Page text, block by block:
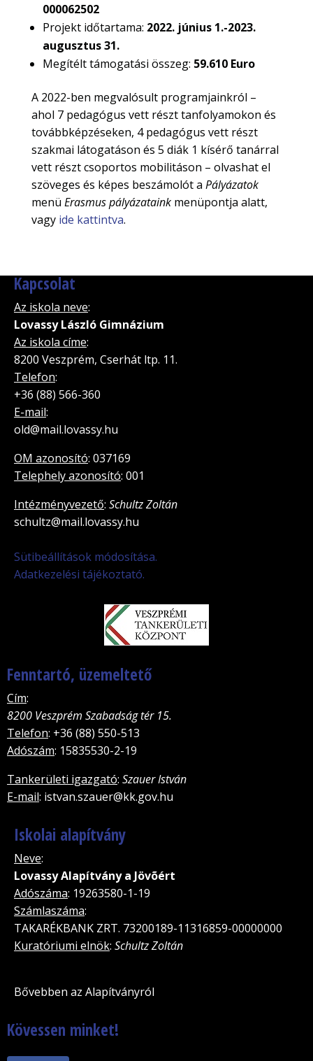
000062502
Projekt időtartama: 2022. június 1.-2023.
augusztus 31.
Megítélt támogatási összeg: 59.610 Euro
A 2022-ben megvalósult programjainkról –
ahol 7 pedagógus vett részt tanfolyamokon és
továbbképzéseken, 4 pedagógus vett részt
szakmai látogatáson és 5 diák 1 kísérő tanárral
vett részt csoportos mobilitáson – olvashat el
szöveges és képes beszámolót a Pályázatok
menü Erasmus pályázataink menüpontja alatt,
vagy ide kattintva.
Kapcsolat
Az iskola neve:
Lovassy László Gimnázium
Az iskola címe:
8200 Veszprém, Cserhát ltp. 11.
Telefon:
+36 (88) 566-360
E-mail:
old@mail.lovassy.hu
OM azonosító: 037169
Telephely azonosító: 001
Intézményvezető: Schultz Zoltán
schultz@mail.lovassy.hu
Sütibeállítások módosítása.
Adatkezelési tájékoztató.
Fenntartó, üzemeltető
Cím:
8200 Veszprém Szabadság tér 15.
Telefon: +36 (88) 550-513
Adószám: 15835530-2-19
Tankerületi igazgató: Szauer István
E-mail: istvan.szauer@kk.gov.hu
Iskolai alapítvány
Neve:
Lovassy Alapítvány a Jövõért
Adószáma: 19263580-1-19
Számlaszáma:
TAKARÉKBANK ZRT. 73200189-11316859-00000000
Kuratóriumi elnök: Schultz Zoltán
Bővebben az Alapítványról
Kövessen minket!